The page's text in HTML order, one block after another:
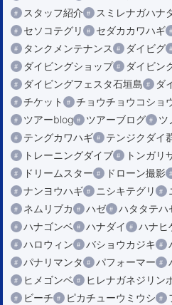
スタッフ紹介
スミレナガハナ
セソコテグリ
セダカカワハギ
タンクメンテナンス
ダイビグ
ダイビングショップ
ダイビン
ダイビングフェスタ石垣島
ダ
チケット
チョウチョウコショ
ツアーblog
ツアーブログ
ツ
テングカワハギ
テンジクダイ
トレーニングダイブ
トンガリ
ドリームスター
ドローン撮影
ナンヨウハギ
ニシキテグリ
ネムリブカ
ハゼ ハタタテハ
ハナゴンベ
ハナダイ ハナヒ
ハロウィン
バショウカジキ
パナリマンタ
パフォーマー
ヒメゴンベ
ヒレナガネジリン
ビーチ
ピカチューウミウシ